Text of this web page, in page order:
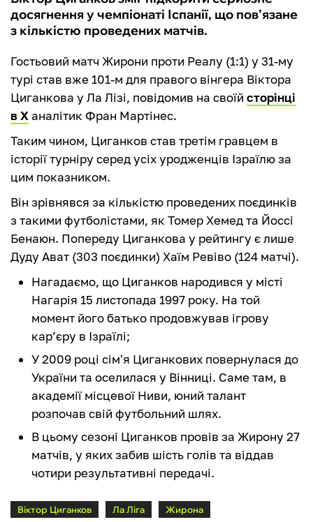
досягнення у чемпіонаті Іспанії, що пов’язане
з кількістю проведених матчів.
Гостьовий матч Жирони проти Реалу (1:1) у 31-му
турі став вже 101-м для правого вінгера Віктора
Циганкова у Ла Лізі, повідомив на своїй сторінці
в Ханалітик Фран Мартінес.
Таким чином, Циганков став третім гравцем в
історії турніру серед усіх уродженців Ізраїлю за
цим показником.
Він зрівнявся за кількістю проведених поєдинків
з такими футболістами, як Томер Хемед та Йоссі
Бенаюн. Попереду Циганкова у рейтингу є лише
Дуду Ават (303 поєдинки) Хаїм Ревіво (124 матчі).
Нагадаємо, що Циганков народився у місті
Нагарія 15 листопада 1997 року. На той
момент його батько продовжував ігрову
кар’єру в Ізраїлі;
У 2009 році сім'я Циганкових повернулася до
України та оселилася у Вінниці. Саме там, в
академії місцевої Ниви, юний талант
розпочав свій футбольний шлях.
В цьому сезоні Циганков провів за Жирону 27
матчів, у яких забив шість голів та віддав
чотири результативні передачі.
Віктор Циганков Ла Ліга Жирона